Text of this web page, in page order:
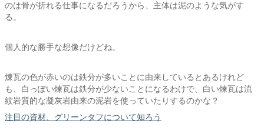
のは骨が折れる仕事になるだろうから、主体は泥のような気がす
る。
個人的な勝手な想像だけどね。
煉瓦の色が赤いのは鉄分が多いことに由来しているとあるけれど
も、白っぽい煉瓦は鉄分が少ないことになるわけで、白い煉瓦は流
紋岩質的な凝灰岩由来の泥岩を使っていたりするのかな？
注目の資材、グリーンタフについて知ろう